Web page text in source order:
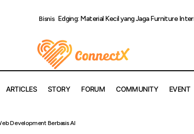
Bisnis Edging: Material Kecil yang Jaga Furniture
ARTICLES STORY FORUM COMMUNITY EVENT
AI
Development Berbasis AI